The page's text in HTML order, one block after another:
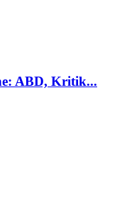
ABD, Kritik...